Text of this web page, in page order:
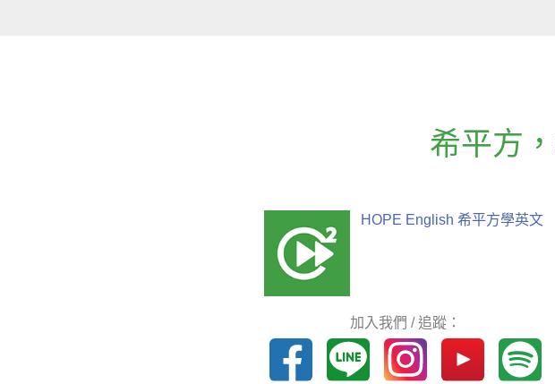
希平方 ，
HOPE English 希平方學英文
加入我們 / 追蹤：